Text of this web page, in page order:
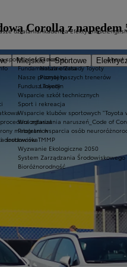
Miejskie Sportowe
zgłaszania naruszeń_Code of
małoletnich
dostawców TMMP
działania
społeczności lokalnej
Fundamentalne Zasady Toyoty
Nasze priorytety
Fundusz Toyoty
Wsparcie szkół technicznych
Sport i rekreacja
Wsparcie klubów sportowych "Toyota
Wolontariat
Program wsparcia osób
środowiska
Wyzwanie Ekologiczne 2050
System Zarządzania Środowiskowego
Bioróżnorodność
Akademia Efektywności
O nas
Nasza oferta
Poznaj naszych trenerów
LinkedIn
English
About
Corollą z napędem